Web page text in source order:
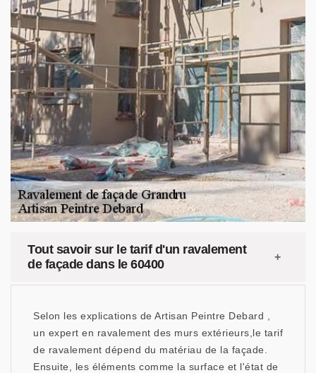
Tout savoir sur le tarif d'un ravalement
de façade dans le 60400
Selon les explications de Artisan Peintre Debard ,
un expert en ravalement des murs extérieurs,le tarif
de ravalement dépend du matériau de la façade.
Ensuite, les éléments comme la surface et l'état de